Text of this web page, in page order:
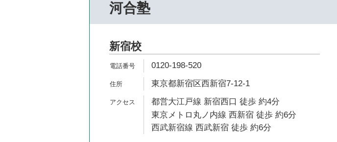
河合塾
新宿校
0120-198-520
東京都新宿区西新宿7-12-1
都営大江戸線 新宿西口 徒歩 約4分
東京メトロ丸ノ内線 西新宿 徒歩 約6分
西武新宿線 西武新宿 徒歩 約6分